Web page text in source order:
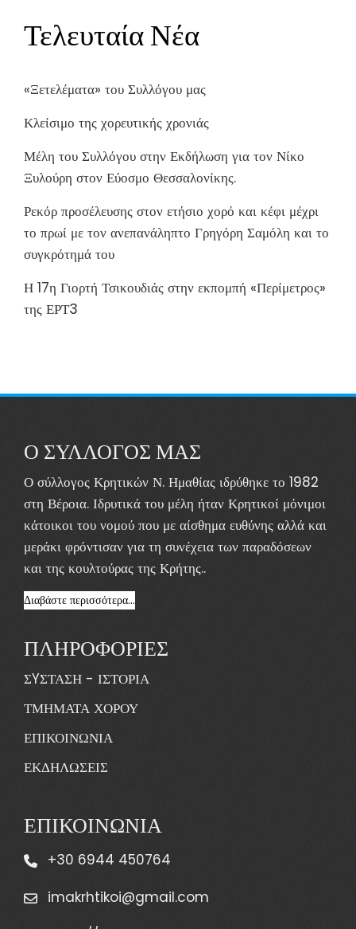
Τελευταία Νέα
«Ξετελέματα» του Συλλόγου μας
Κλείσιμο της χορευτικής χρονιάς
Μέλη του Συλλόγου στην Εκδήλωση για τον Νίκο
Ξυλούρη στον Εύοσμο Θεσσαλονίκης.
Ρεκόρ προσέλευσης στον ετήσιο χορό και κέφι μέχρι
το πρωί με τον ανεπανάληπτο Γρηγόρη Σαμόλη και το
συγκρότημά του
Η 17η Γιορτή Τσικουδιάς στην εκπομπή «Περίμετρος»
της ΕΡΤ3
Ο ΣΥΛΛΟΓΟΣ ΜΑΣ
Ο σύλλογος Κρητικών Ν. Ημαθίας ιδρύθηκε το 1982
στη Βέροια. Ιδρυτικά του μέλη ήταν Κρητικοί μόνιμοι
κάτοικοι του νομού που με αίσθημα ευθύνης αλλά και
μεράκι φρόντισαν για τη συνέχεια των παραδόσεων
και της κουλτούρας της Κρήτης..
Διαβάστε περισσότερα...
ΠΛΗΡΟΦΟΡΙΕΣ
ΣYΣΤΑΣΗ - ΙΣΤΟΡΙΑ
ΤΜΗΜΑΤΑ ΧΟΡΟΥ
ΕΠΙΚΟΙΝΩΝΙΑ
ΕΚΔΗΛΩΣΕΙΣ
ΕΠΙΚΟΙΝΩΝΙΑ
+30 6944 450764
imakrhtikoi@gmail.com